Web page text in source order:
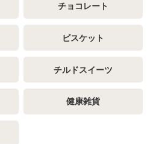
チョコレート
ビスケット
チルドスイーツ
健康雑貨